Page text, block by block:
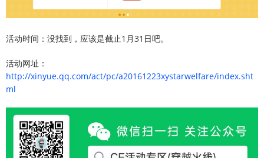
活动时间：没找到，应该是截止1月31日吧。
活动网址：
http://xinyue.qq.com/act/pc/a20161223xystarwelfare/index.sht
ml